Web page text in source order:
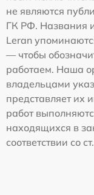
не являются
ГК РФ. Названия
Leran
— чтобы
работаем. Наша
владельцами
представляет их
работ
находящихся в
соответствии со